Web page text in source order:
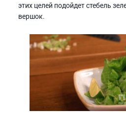
этих целей подойдет стебель
вершок.